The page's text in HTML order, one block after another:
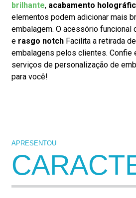
brilhante, acabamento
elementos podem adicionar mais
embalagem. O acessório funcional
erasgo notchFacilita a retirada
embalagens pelos clientes. Confie
serviços de personalização de
para você!
APRESENTOU